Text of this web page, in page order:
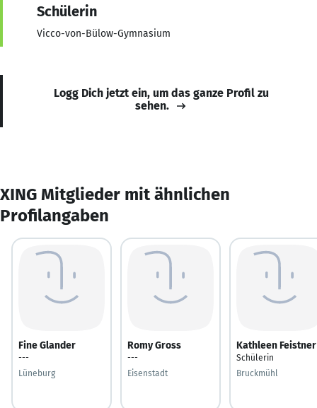
Schülerin
Vicco-von-Bülow-Gymnasium
Logg Dich jetzt ein, um das ganze Profil zu
sehen.
XING Mitglieder mit ähnlichen
Profilangaben
Fine Glander
---
Lüneburg
Romy Gross
---
Eisenstadt
Kathleen Feistner
Schülerin
Bruckmühl